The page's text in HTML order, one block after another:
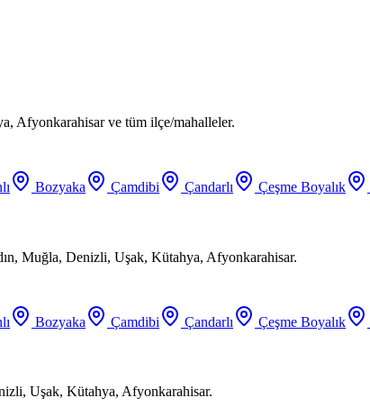
Afyonkarahisar ve tüm ilçe/mahalleler.
Bozyaka Çamdibi Çandarlı Çeşme Boyalık
Muğla, Denizli, Uşak, Kütahya, Afyonkarahisar.
Bozyaka Çamdibi Çandarlı Çeşme Boyalık
Uşak, Kütahya, Afyonkarahisar.